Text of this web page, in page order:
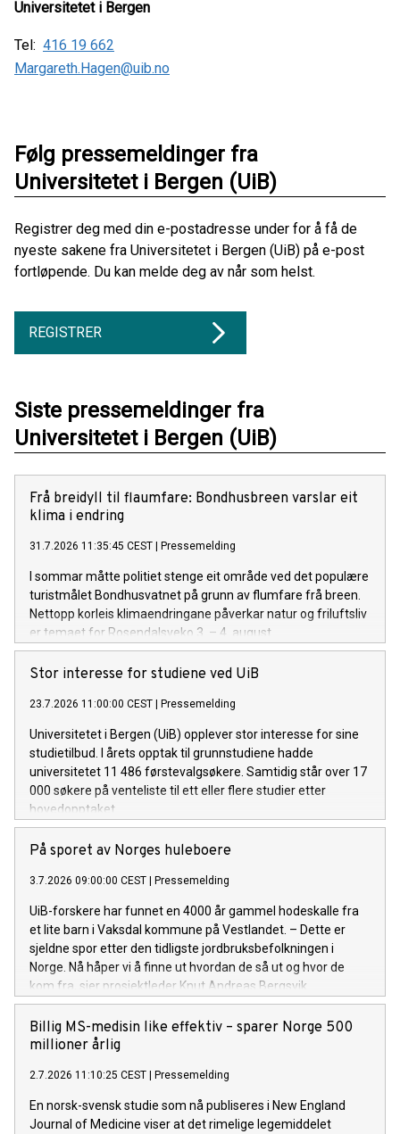
Universitetet i Bergen
Tel: 416 19 662
Margareth.Hagen@uib.no
Følg pressemeldinger fra
Universitetet i Bergen (UiB)
Registrer deg med din e-postadresse under for å få de
nyeste sakene fra Universitetet i Bergen (UiB) på e-post
fortløpende. Du kan melde deg av når som helst.
REGISTRER
Siste pressemeldinger fra
Universitetet i Bergen (UiB)
Frå breidyll til flaumfare: Bondhusbreen varslar eit
klima i endring
31.7.2026 11:35:45 CEST Pressemelding
I sommar måtte politiet stenge eit område ved det populære
turistmålet Bondhusvatnet på grunn av flumfare frå breen.
Nettopp korleis klimaendringane påverkar natur og friluftsliv
er temaet for Rosendalsveko 3. – 4. august.
Stor interesse for studiene ved UiB
23.7.2026 11:00:00 CEST Pressemelding
Universitetet i Bergen (UiB) opplever stor interesse for sine
studietilbud. I årets opptak til grunnstudiene hadde
universitetet 11 486 førstevalgsøkere. Samtidig står over 17
000 søkere på venteliste til ett eller flere studier etter
hovedopptaket.
På sporet av Norges huleboere
3.7.2026 09:00:00 CEST Pressemelding
UiB-forskere har funnet en 4000 år gammel hodeskalle fra
et lite barn i Vaksdal kommune på Vestlandet. – Dette er
sjeldne spor etter den tidligste jordbruksbefolkningen i
Norge. Nå håper vi å finne ut hvordan de så ut og hvor de
kom fra, sier prosjektleder Knut Andreas Bergsvik.
Billig MS-medisin like effektiv – sparer Norge 500
millioner årlig
2.7.2026 11:10:25 CEST Pressemelding
En norsk-svensk studie som nå publiseres i New England
Journal of Medicine viser at det rimelige legemiddelet